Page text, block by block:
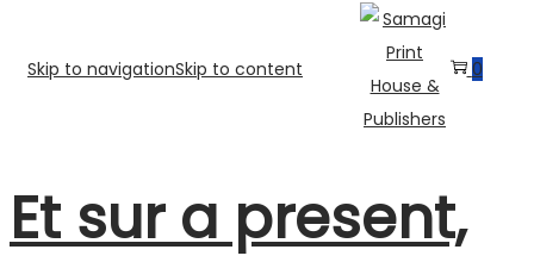
Skip to navigationSkip to content 0
Et sur a present,